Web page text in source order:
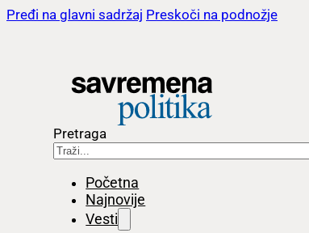
Pređi na glavni sadržaj Preskoči na podnožje
Pretraga
Početna
Najnovije
Vesti